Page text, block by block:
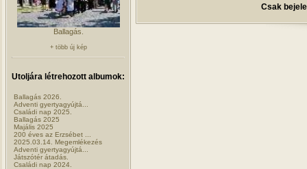
Ballagás.
+ több új kép
Utoljára létrehozott albumok:
Ballagás 2026.
Adventi gyertyagyújtá...
Családi nap 2025.
Ballagás 2025
Majális 2025
200 éves az Erzsébet ...
2025.03.14. Megemlékezés
Adventi gyertyagyújtá...
Játszótér átadás.
Családi nap 2024.
Csak